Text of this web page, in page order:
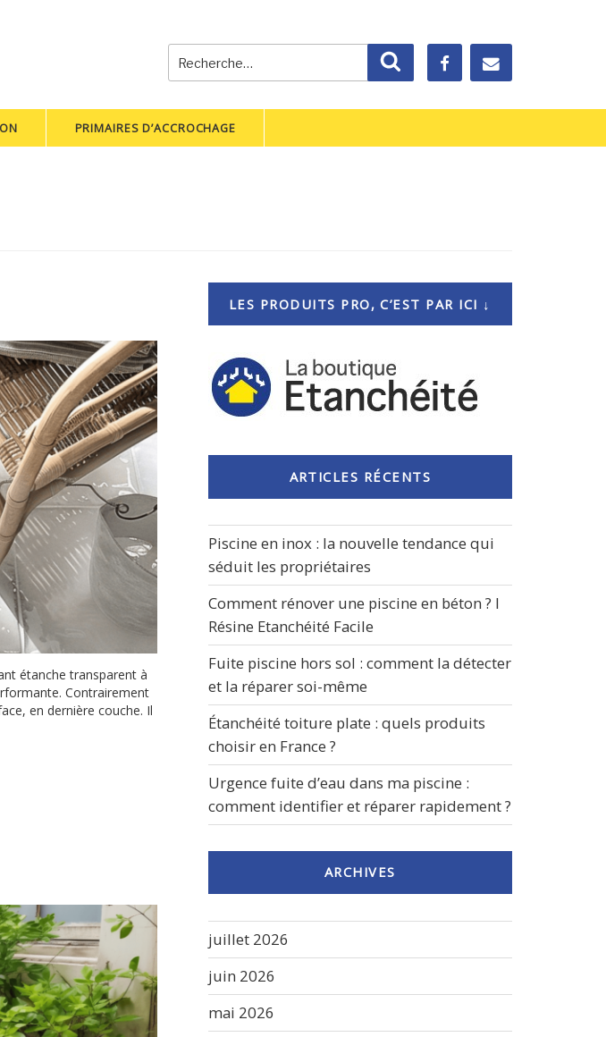
Recherche
pour
:
Recherche
PRIMAIRES D’ACCROCHAGE
étanche transparent à
Contrairement
en dernière couche. Il
LES PRODUITS PRO, C’EST PAR ICI ↓
ARTICLES RÉCENTS
Piscine en inox : la nouvelle tendance qui
séduit les propriétaires
Comment rénover une piscine en béton ? I
Résine Etanchéité Facile
Fuite piscine hors sol : comment la détecter
et la réparer soi-même
Étanchéité toiture plate : quels produits
choisir en France ?
Urgence fuite d’eau dans ma piscine :
comment identifier et réparer rapidement ?
ARCHIVES
juillet 2026
juin 2026
mai 2026